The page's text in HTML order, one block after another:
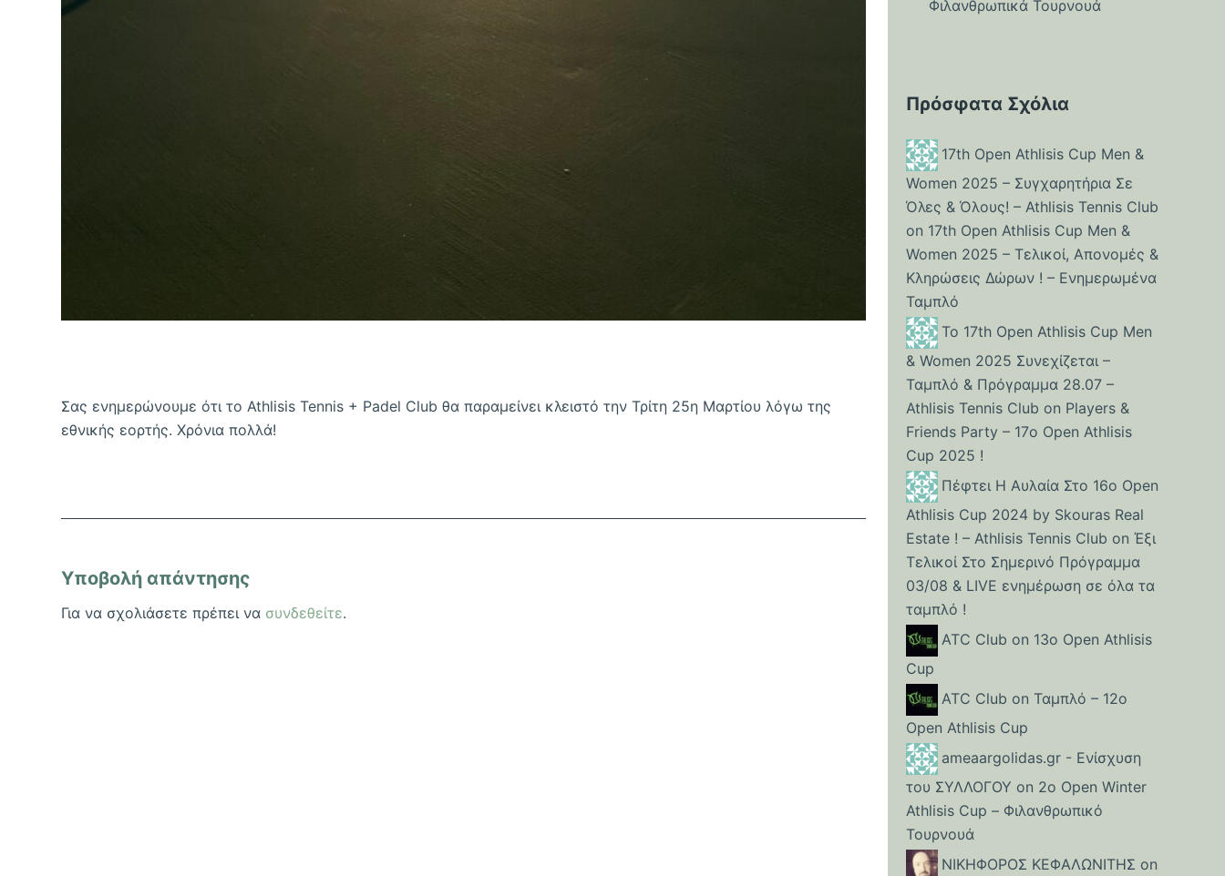
Σας ενημερώνουμε ότι το Athlisis Tennis + Padel Club θα παραμείνει κλειστό την Τρίτη 25η Μαρτίου λόγω της
εθνικής εορτής. Χρόνια πολλά!
Υποβολή απάντησης
Για να σχολιάσετε πρέπει να συνδεθείτε.
Φιλανθρωπικά Τουρνουά
Πρόσφατα Σχόλια
17th Open Athlisis Cup Men &
Women 2025 – Συγχαρητήρια Σε
Όλες & Όλους! – Athlisis Tennis Club
on 17th Open Athlisis Cup Men &
Women 2025 – Τελικοί, Απονομές &
Κληρώσεις Δώρων ! – Ενημερωμένα
Ταμπλό
Το 17th Open Athlisis Cup Men
& Women 2025 Συνεχίζεται –
Ταμπλό & Πρόγραμμα 28.07 –
Athlisis Tennis Club on Players &
Friends Party – 17ο Open Athlisis
Cup 2025 !
Πέφτει Η Αυλαία Στο 16ο Open
Athlisis Cup 2024 by Skouras Real
Estate ! – Athlisis Tennis Club onΈξι
Τελικοί Στο Σημερινό Πρόγραμμα
03/08 & LIVE ενημέρωση σε όλα τα
ταμπλό !
ATC Club on 13ο Open Athlisis
Cup
ATC Club on Ταμπλό – 12o
Open Athlisis Cup
ameaargolidas.gr - Eνίσχυση
του ΣΥΛΛΟΓΟΥ on 2ο Open Winter
Athlisis Cup – Φιλανθρωπικό
Τουρνουά
ΝΙΚΗΦΟΡΟΣ ΚΕΦΑΛΩΝΙΤΗΣ on